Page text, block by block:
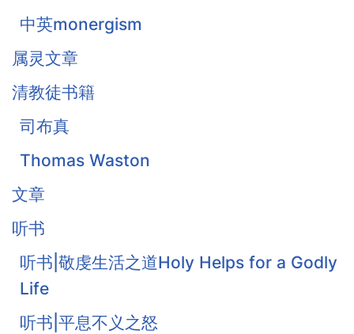
中英monergism
属灵文章
清教徒书籍
司布真
Thomas Waston
文章
听书
听书|敬虔生活之道Holy Helps for a Godly
Life
听书|平息不义之怒